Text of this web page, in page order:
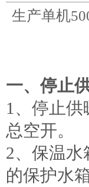
生产单机
一、停止
1、停止
总空开。
2、保温
的保护水